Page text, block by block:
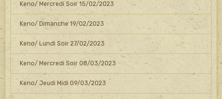
Keno/ Mercredi Soir 15/02/2023
Keno/ Dimanche 19/02/2023
Keno/ Lundi Soir 27/02/2023
Keno/ Mercredi Soir 08/03/2023
Keno/ Jeudi Midi 09/03/2023